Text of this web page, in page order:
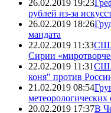
26.02.2019 19:23
рублей из-за
26.02.2019 18:26
мандата
22.02.2019 11:33
Сирии
22.02.2019 11:31США
коня" против
21.02.2019 08:54
20.02.2019 17:37В